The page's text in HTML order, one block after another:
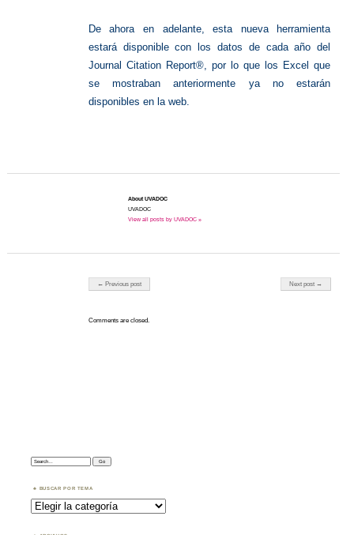
De ahora en adelante, esta nueva herramienta
estará disponible con los datos de cada año del
Journal Citation Report®, por lo que los Excel que
se mostraban anteriormente ya no estarán
disponibles en la web.
About UVADOC
UVADOC
View all posts by UVADOC »
Post navigation
← Previous post Next post →
Comments are closed.
Search:
BUSCAR POR TEMA
Buscar
por
Tema